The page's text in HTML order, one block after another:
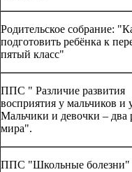
Родительское собрание:
подготовить ребёнка к
пятый класс"
ППС " Различие развития
восприятия у мальчиков и
Мальчики и девочки – два
мира".
ППС "Школьные болезни"